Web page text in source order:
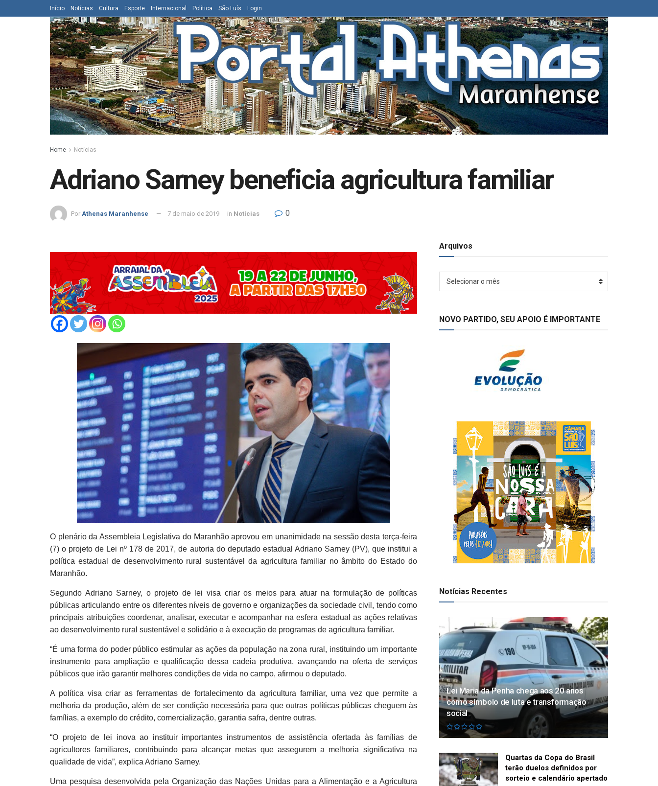
Início Notícias Cultura Esporte Internacional Política São Luís Login
Home Notícias
Adriano Sarney beneficia agricultura familiar
Por Athenas Maranhense 7 de maio de 2019 in Notícias 0
O plenário da Assembleia Legislativa do Maranhão aprovou em unanimidade na sessão desta terça-feira
(7) o projeto de Lei nº 178 de 2017, de autoria do deputado estadual Adriano Sarney (PV), que institui a
política estadual de desenvolvimento rural sustentável da agricultura familiar no âmbito do Estado do
Maranhão.
Segundo Adriano Sarney, o projeto de lei visa criar os meios para atuar na formulação de políticas
públicas articulando entre os diferentes níveis de governo e organizações da sociedade civil, tendo como
principais atribuições coordenar, analisar, executar e acompanhar na esfera estadual as ações relativas
ao desenvolvimento rural sustentável e solidário e à execução de programas de agricultura familiar.
“É uma forma do poder público estimular as ações da população na zona rural, instituindo um importante
instrumento para ampliação e qualificação dessa cadeia produtiva, avançando na oferta de serviços
públicos que irão garantir melhores condições de vida no campo, afirmou o deputado.
A política visa criar as ferramentas de fortalecimento da agricultura familiar, uma vez que permite a
melhoria da produção, além de ser condição necessária para que outras políticas públicas cheguem às
famílias, a exemplo do crédito, comercialização, garantia safra, dentre outras.
“O projeto de lei inova ao instituir importantes instrumentos de assistência ofertada às famílias de
agricultores familiares, contribuindo para alcançar metas que assegurem a melhoria significativa na
qualidade de vida”, explica Adriano Sarney.
Uma pesquisa desenvolvida pela Organização das Nações Unidas para a Alimentação e a Agricultura
Arquivos
Arquivos
Selecionar o mês
NOVO PARTIDO, SEU APOIO É IMPORTANTE
Notícias Recentes
Lei Maria da Penha chega aos 20 anos
como símbolo de luta e transformação
social
Quartas da Copa do Brasil
terão duelos definidos por
sorteio e calendário apertado